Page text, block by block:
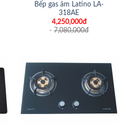
Bếp gas âm Latino LA-
318AE
4,250,000đ
- 7,080,000đ